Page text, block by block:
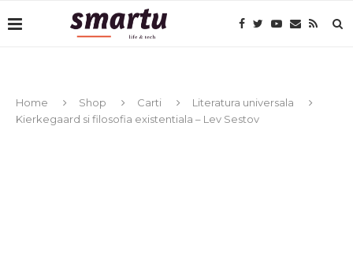
Home Shop Carti
Literatura universala
Kierkegaard si filosofia existentiala – Lev Sestov